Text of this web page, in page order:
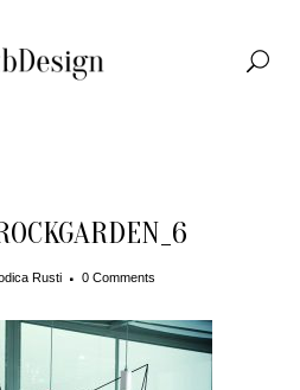
Rusti 0 Comments